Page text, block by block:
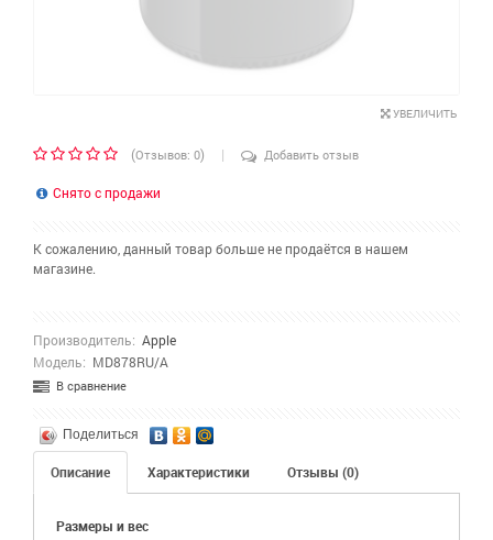
УВЕЛИЧИТЬ
(Отзывов: 0) | Добавить отзыв
Снято с продажи
К сожалению, данный товар больше не продаётся в нашем
магазине.
Производитель: Apple
Модель: MD878RU/A
В сравнение
Поделиться
Описание Характеристики Отзывы (0)
Размеры и вес